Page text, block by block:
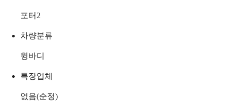
포터2
차량분류
윙바디
특장업체
없음(순정)